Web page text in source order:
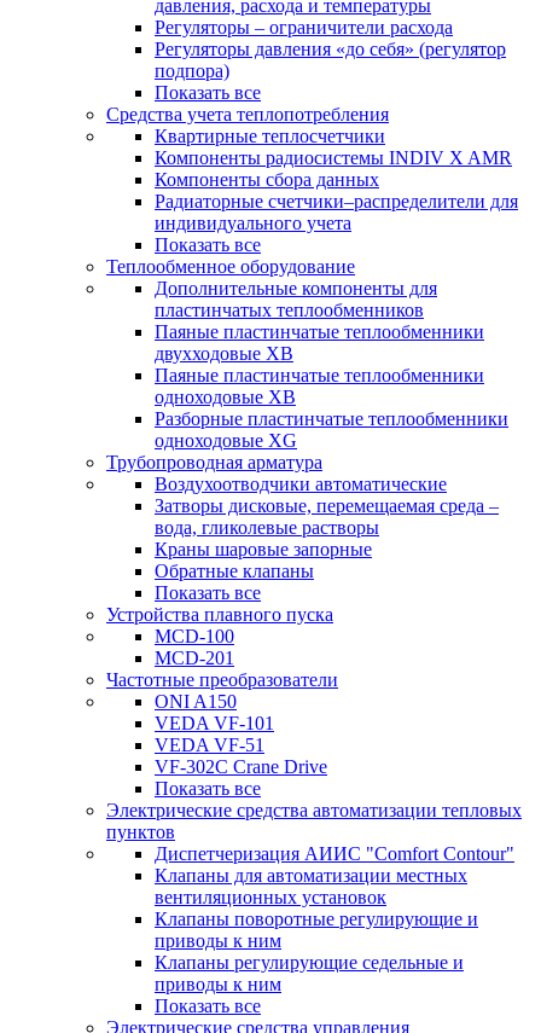
давления, расхода и температуры
Регуляторы – ограничители расхода
Регуляторы давления «до себя» (регулятор
подпора)
Показать все
Средства учета теплопотребления
Квартирные теплосчетчики
Компоненты радиосистемы INDIV X AMR
Компоненты сбора данных
Радиаторные счетчики–распределители для
индивидуального учета
Показать все
Теплообменное оборудование
Дополнительные компоненты для
пластинчатых теплообменников
Паяные пластинчатые теплообменники
двухходовые XB
Паяные пластинчатые теплообменники
одноходовые ХВ
Разборные пластинчатые теплообменники
одноходовые ХG
Трубопроводная арматура
Воздухоотводчики автоматические
Затворы дисковые, перемещаемая среда –
вода, гликолевые растворы
Краны шаровые запорные
Обратные клапаны
Показать все
Устройства плавного пуска
MCD-100
MCD-201
Частотные преобразователи
ONI A150
VEDA VF-101
VEDA VF-51
VF-302C Crane Drive
Показать все
Электрические средства автоматизации тепловых
пунктов
Диспетчеризация АИИС "Comfort Contour"
Клапаны для автоматизации местных
вентиляционных установок
Клапаны поворотные регулирующие и
приводы к ним
Клапаны регулирующие седельные и
приводы к ним
Показать все
Электрические средства управления